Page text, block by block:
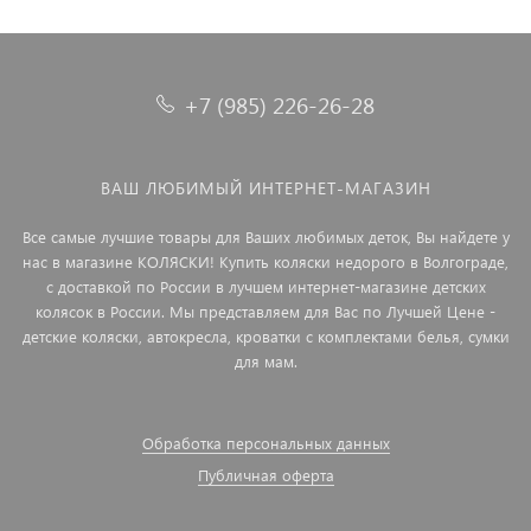
+7 (985) 226-26-28
ВАШ ЛЮБИМЫЙ ИНТЕРНЕТ-МАГАЗИН
Все самые лучшие товары для Ваших любимых деток, Вы найдете у
нас в магазине КОЛЯСКИ! Купить коляски недорого в Волгограде,
с доставкой по России в лучшем интернет-магазине детских
колясок в России. Мы представляем для Вас по Лучшей Цене -
детские коляски, автокресла, кроватки с комплектами белья, сумки
для мам.
Обработка персональных данных
Публичная оферта